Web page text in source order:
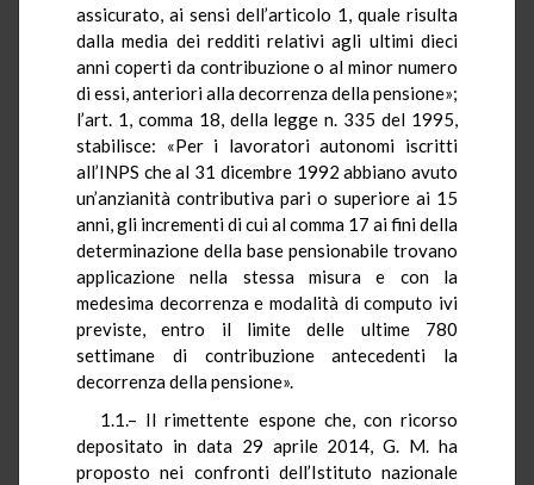
assicurato, ai sensi dell’articolo 1, quale risulta
dalla media dei redditi relativi agli ultimi dieci
anni coperti da contribuzione o al minor numero
di essi, anteriori alla decorrenza della pensione»;
l’art. 1, comma 18, della legge n. 335 del 1995,
stabilisce: «Per i lavoratori autonomi iscritti
all’INPS che al 31 dicembre 1992 abbiano avuto
un’anzianità contributiva pari o superiore ai 15
anni, gli incrementi di cui al comma 17 ai fini della
determinazione della base pensionabile trovano
applicazione nella stessa misura e con la
medesima decorrenza e modalità di computo ivi
previste, entro il limite delle ultime 780
settimane di contribuzione antecedenti la
decorrenza della pensione».
1.1.– Il rimettente espone che, con ricorso
depositato in data 29 aprile 2014, G. M. ha
proposto nei confronti dell’Istituto nazionale